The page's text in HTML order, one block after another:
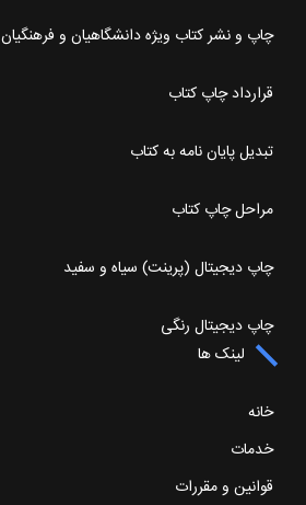
چاپ و نشر کتاب ویژه دانشگاهیان و فرهنگیان
قرارداد چاپ کتاب
تبدیل پایان نامه به کتاب
مراحل چاپ کتاب
چاپ دیجیتال (پرینت) سیاه و سفید
چاپ دیجیتال رنگی
لینک ها
خانه
خدمات
قوانین و مقررات